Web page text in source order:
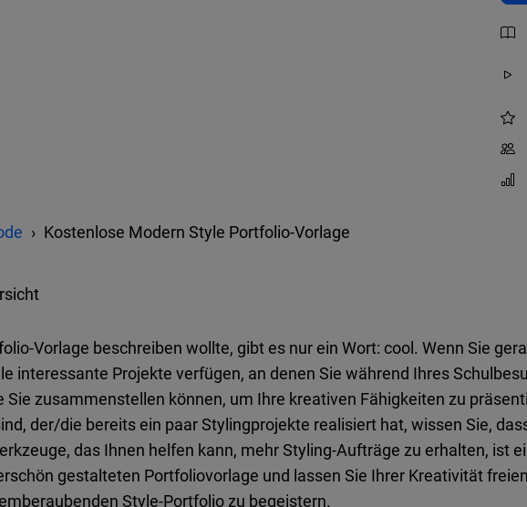
Kostenlose Modern Style Portfolio-Vorlage
Vorlage beschreiben wollte, gibt es nur ein Wort: cool. Wenn Sie
interessante Projekte verfügen, an denen Sie während Ihres
Sie zusammenstellen können, um Ihre kreativen Fähigkeiten zu
der/die bereits ein paar Stylingprojekte realisiert hat, wissen Sie,
das Ihnen helfen kann, mehr Styling-Aufträge zu erhalten, ist
gestalteten Portfoliovorlage und lassen Sie Ihrer Kreativität
Style-Portfolio zu begeistern.